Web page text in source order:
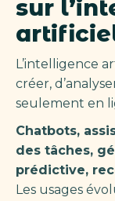
sur
L’intelligence
créer,
seulement en
Chatbots,
des tâches,
prédictive,
Les usages